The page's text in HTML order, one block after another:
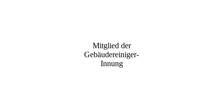
Mitglied der
Gebäudereiniger-
Innung